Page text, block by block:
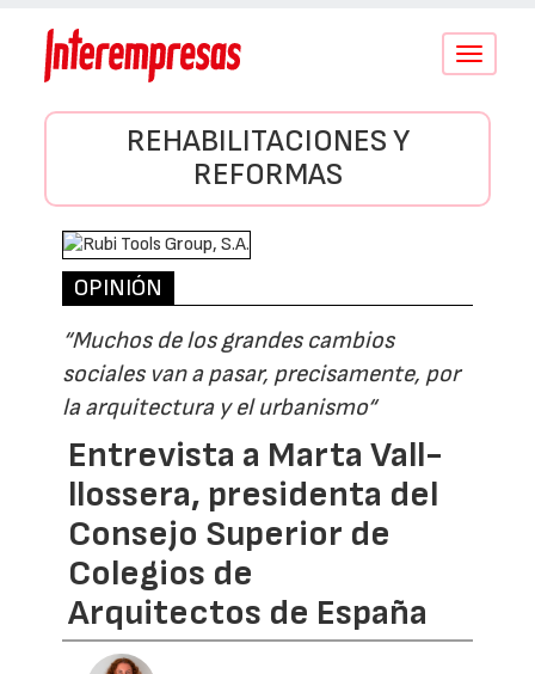
Conmutar
REHABILITACIONES Y
REFORMAS
OPINIÓN
“Muchos de los grandes cambios
sociales van a pasar, precisamente, por
la arquitectura y el urbanismo“
Entrevista a Marta Vall-
llossera, presidenta del
Consejo Superior de
Colegios de
Arquitectos de España